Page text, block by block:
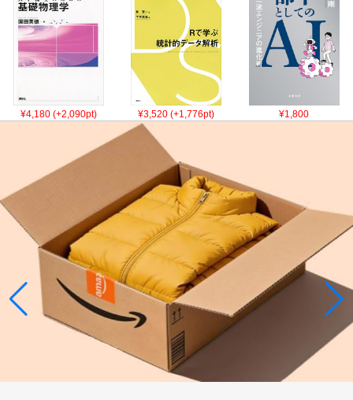
¥4,180 (+2,090pt) ¥3,520 (+1,776pt) ¥1,800